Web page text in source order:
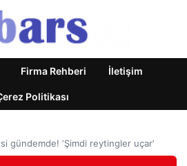
Firma Rehberi İletişim
Politikası
gündemde! ‘Şimdi reytingler uçar’